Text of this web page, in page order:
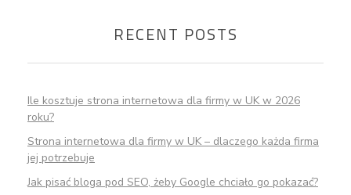
RECENT POSTS
Ile kosztuje strona internetowa dla firmy w UK w 2026
roku?
Strona internetowa dla firmy w UK – dlaczego każda firma
jej potrzebuje
Jak pisać bloga pod SEO, żeby Google chciało go pokazać?